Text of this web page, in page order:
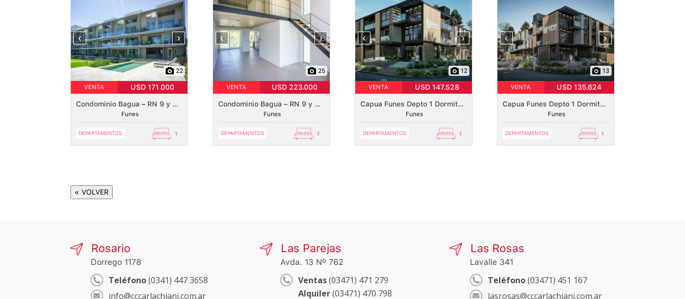
‹ ›
22
VENTA USD 171.000
Condominio Bagua – RN 9 y Suipacha – Dúplex
Funes
DEPARTAMENTOS 1
‹ ›
25
VENTA USD 223.000
Condominio Bagua – RN 9 y Suipacha – Dúplex
Funes
DEPARTAMENTOS 1
‹ ›
12
VENTA USD 147.528
Capua Funes Depto 1 Dormitorio 01 – 02 / Bloque A
Funes
DEPARTAMENTOS 1
‹ ›
13
VENTA USD 135.624
Capua Funes Depto 1 Dormitorio 01 – 03 / Bloque B
Funes
DEPARTAMENTOS 1
« VOLVER
Rosario
Dorrego 1178
Teléfono(0341) 447 3658
info@cccarlachiani.com.ar
Las Parejas
Avda. 13 Nº 762
Ventas(03471) 471 279
Alquiler(03471) 470 798
Las Rosas
Lavalle 341
Teléfono(03471) 451 167
lasrosas@cccarlachiani.com.ar